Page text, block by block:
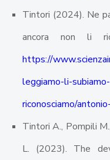
Tintori (2024). Ne
ancora non li
https://
leggiamo-li-
riconosciamo/
Tintori A., Pompili
L. (2023). The